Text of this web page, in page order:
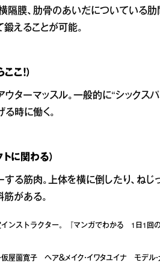
隔膜、肋骨のあいだについている肋
えることが可能。
こ！）
ターマッスル。一般的に“シックス
時に働く。
に関わる）
る筋肉。上体を横に倒したり、ねじ
がある。
ンストラクター。『マンガでわかる 1日1回
仮屋薗寛子 ヘア＆メイク・イワタユイナ モデル